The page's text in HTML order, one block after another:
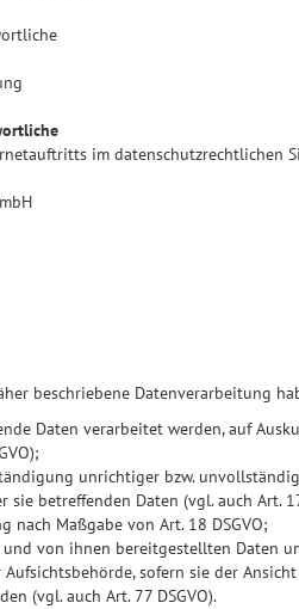
im datenschutzrechtlichen
beschriebene Datenverarbeitung
Daten verarbeitet werden, auf
unrichtiger bzw.
betreffenden Daten (vgl. auch Art.
nach Maßgabe von Art. 18 DSGVO;
von ihnen bereitgestellten Daten
sofern sie der
(vgl. auch Art. 77 DSGVO).